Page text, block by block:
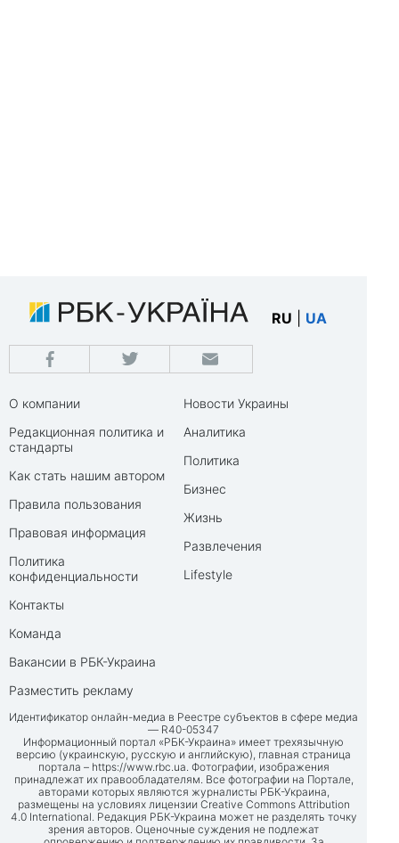
RU UA
О компании
Редакционная политика и
стандарты
Как стать нашим автором
Правила пользования
Правовая информация
Политика
конфиденциальности
Контакты
Команда
Вакансии в РБК-Украина
Разместить рекламу
Новости Украины
Аналитика
Политика
Бизнес
Жизнь
Развлечения
Lifestyle
Идентификатор онлайн-медиа в Реестре субъектов в сфере медиа
— R40-05347
Информационный портал «РБК-Украина» имеет трехязычную
версию (украинскую, русскую и английскую), главная страница
портала – https://www.rbc.ua. Фотографии, изображения
принадлежат их правообладателям. Все фотографии на Портале,
авторами которых являются журналисты РБК-Украина,
размещены на условиях лицензии Creative Commons Attribution
4.0 International. Редакция РБК-Украина может не разделять точку
зрения авторов. Оценочные суждения не подлежат